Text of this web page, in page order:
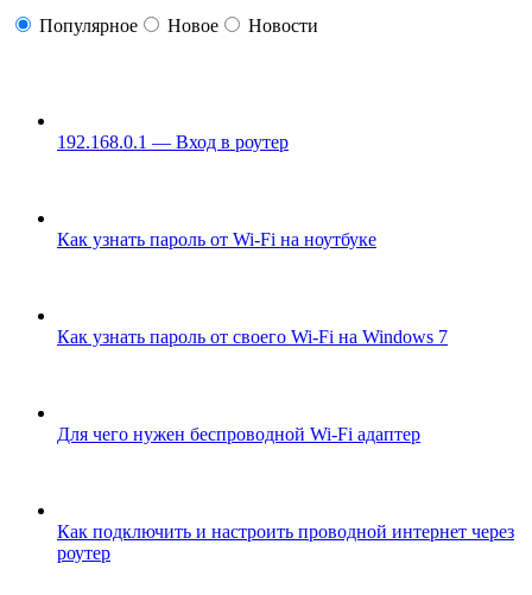
Популярное Новое Новости
192.168.0.1 — Вход в роутер
Как узнать пароль от Wi-Fi на ноутбуке
Как узнать пароль от своего Wi-Fi на Windows 7
Для чего нужен беспроводной Wi-Fi адаптер
Как подключить и настроить проводной интернет через
роутер